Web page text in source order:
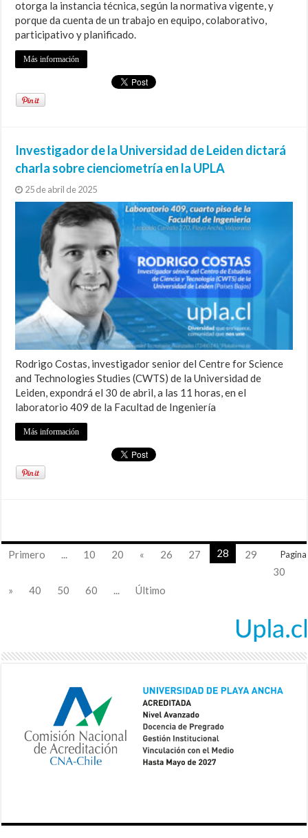
otorga la instancia técnica, según la normativa vigente, y
porque da cuenta de un trabajo en equipo, colaborativo,
participativo y planificado.
Más información
Investigador de la Universidad de Leiden dictará
charla sobre cienciometría en la UPLA
25 de abril de 2025
Rodrigo Costas, investigador senior del Centre for Science
and Technologies Studies (CWTS) de la Universidad de
Leiden, expondrá el 30 de abril, a las 11 horas, en el
laboratorio 409 de la Facultad de Ingeniería
Más información
Pagina
Primero ... 10 20 « 26 27 28
29
30
»
40 50 60 ... Último